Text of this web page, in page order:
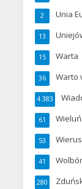
Unia
2
13
Warta
15
Warto
36
4 383
Wieluń
61
53
41
280